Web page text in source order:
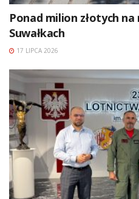
Ponad milion złotych
Suwałkach
17 LIPCA 2026